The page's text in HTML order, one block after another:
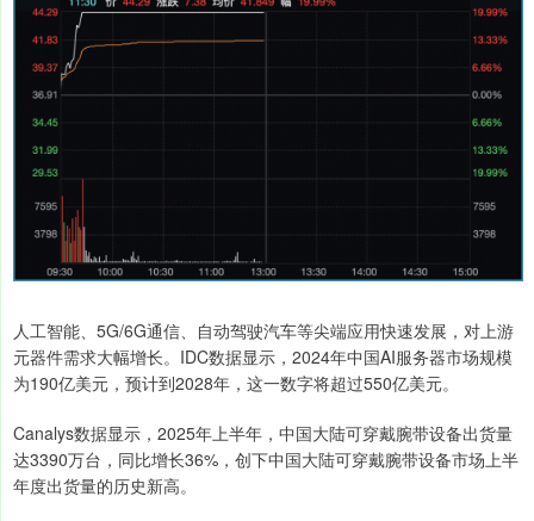
人工智能、5G/6G通信、自动驾驶汽车等尖端应用快速发展，对上游
元器件需求大幅增长。IDC数据显示，2024年中国AI服务器市场规模
为190亿美元，预计到2028年，这一数字将超过550亿美元。
Canalys数据显示，2025年上半年，中国大陆可穿戴腕带设备出货量
达3390万台，同比增长36%，创下中国大陆可穿戴腕带设备市场上半
年度出货量的历史新高。